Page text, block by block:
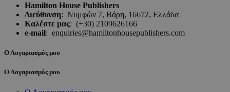
Hamilton House Publishers
Διεύθυνση: Νυμφών 7, Βάρη, 16672, Ελλάδα
Καλέστε μας: (+30) 2109626166
e-mail: enquiries@hamiltonhousepublishers.com
Ο Λογαριασμός μου
Ο Λογαριασμός μου